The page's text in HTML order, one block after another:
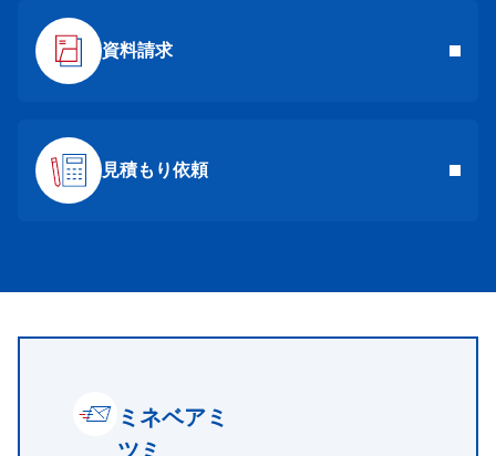
資料請求
見積もり依頼
ミネベアミ
ツミ